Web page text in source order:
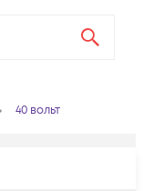
40 вольт